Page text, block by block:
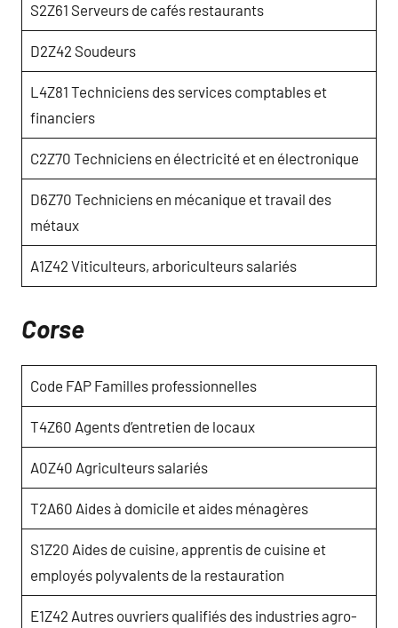
S2Z61 Serveurs de cafés restaurants
D2Z42 Soudeurs
L4Z81 Techniciens des services comptables et
financiers
C2Z70 Techniciens en électricité et en électronique
D6Z70 Techniciens en mécanique et travail des
métaux
A1Z42 Viticulteurs, arboriculteurs salariés
Corse
Code FAP Familles professionnelles
T4Z60 Agents d’entretien de locaux
A0Z40 Agriculteurs salariés
T2A60 Aides à domicile et aides ménagères
S1Z20 Aides de cuisine, apprentis de cuisine et
employés polyvalents de la restauration
E1Z42 Autres ouvriers qualifiés des industries agro-